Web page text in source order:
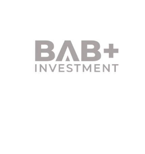
B.A.B. Real Estate Investment
GmbH, Berlin